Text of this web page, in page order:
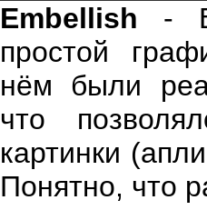
Embellish - В
простой
нём были
что
картинки
Понятно, что